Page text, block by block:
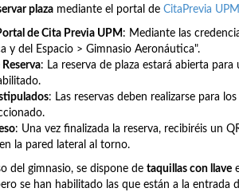
plaza mediante el portal de CitaPrevia UPM
de Cita Previa UPM : Mediante las
y del Espacio > Gimnasio Aeronáutica".
: La reserva de plaza estará abierta
: Las reservas deben realizarse para
: Una vez finalizada la reserva, recibiréis un
la pared lateral al torno.
del gimnasio, se dispone de taquillas con llave
se han habilitado las que están a la entrada